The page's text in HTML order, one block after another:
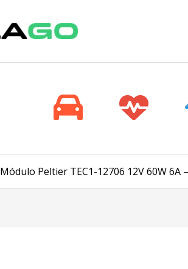
Módulo Peltier TEC1-12706 12V 60W